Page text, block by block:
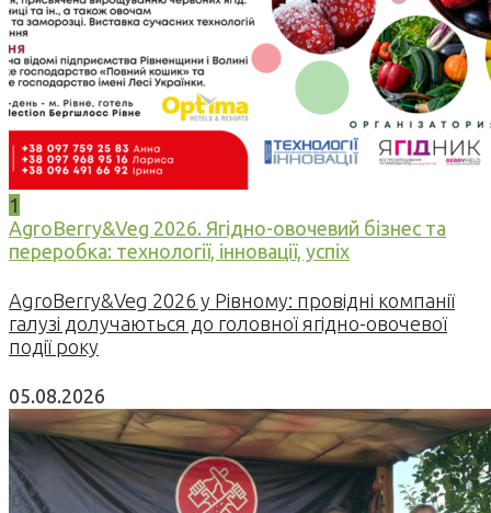
1
AgroBerry&Veg 2026. Ягідно-овочевий бізнес та
переробка: технології, інновації, успіх
AgroBerry&Veg 2026 у Рівному: провідні компанії
галузі долучаються до головної ягідно-овочевої
події року
05.08.2026